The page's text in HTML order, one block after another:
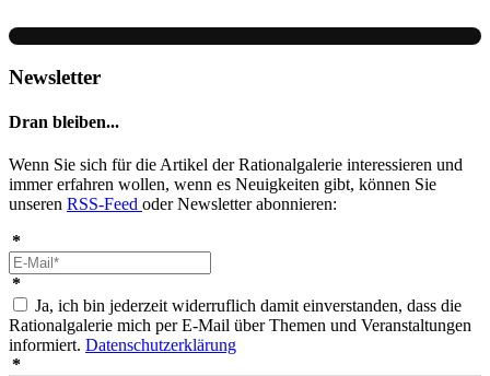
Newsletter
Dran bleiben...
Wenn Sie sich für die Artikel der Rationalgalerie interessieren und
immer erfahren wollen, wenn es Neuigkeiten gibt, können Sie
unseren RSS-Feed oder Newsletter abonnieren:
*
*
Ja, ich bin jederzeit widerruflich damit einverstanden, dass die
Rationalgalerie mich per E-Mail über Themen und Veranstaltungen
informiert. Datenschutzerklärung
*